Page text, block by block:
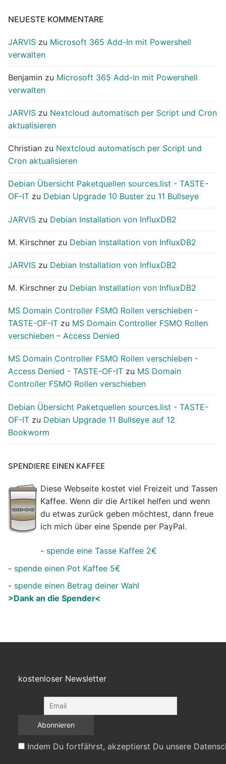
NEUESTE KOMMENTARE
JARVIS zu Microsoft 365 Add-In mit Powershell
verwalten
Benjamin zu Microsoft 365 Add-In mit Powershell
verwalten
JARVIS zu Nextcloud automatisch per Script und Cron
aktualisieren
Christian zu Nextcloud automatisch per Script und
Cron aktualisieren
Debian Übersicht Paketquellen sources.list - TASTE-
OF-IT zu Debian Upgrade 10 Buster zu 11 Bullseye
JARVIS zu Debian Installation von InfluxDB2
M. Kirschner zu Debian Installation von InfluxDB2
JARVIS zu Debian Installation von InfluxDB2
M. Kirschner zu Debian Installation von InfluxDB2
MS Domain Controller FSMO Rollen verschieben -
TASTE-OF-IT zu MS Domain Controller FSMO Rollen
verschieben – Access Denied
MS Domain Controller FSMO Rollen verschieben -
Access Denied - TASTE-OF-IT zu MS Domain
Controller FSMO Rollen verschieben
Debian Übersicht Paketquellen sources.list - TASTE-
OF-IT zu Debian Upgrade 11 Bullseye auf 12
Bookworm
SPENDIERE EINEN KAFFEE
Diese Webseite kostet viel Freizeit und Tassen
Kaffee. Wenn dir die Artikel helfen und wenn
du etwas zurück geben möchtest, dann freue
ich mich über eine Spende per PayPal.
- spende eine Tasse Kaffee 2€
- spende einen Pot Kaffee 5€
- spende einen Betrag deiner Wahl
>Dank an die Spender<
kostenloser Newsletter
Indem Du fortfährst, akzeptierst Du unsere